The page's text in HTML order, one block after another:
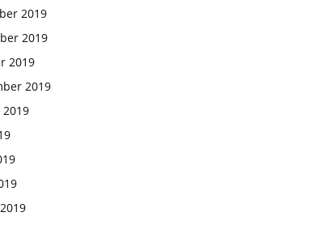
2019
2019
2019
2019